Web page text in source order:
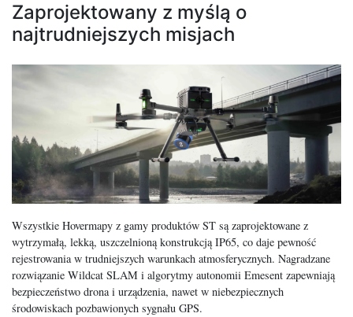
Zaprojektowany z myślą o
najtrudniejszych misjach
Wszystkie Hovermapy z gamy produktów ST są zaprojektowane z
wytrzymałą, lekką, uszczelnioną konstrukcją IP65, co daje pewność
rejestrowania w trudniejszych warunkach atmosferycznych. Nagradzane
rozwiązanie Wildcat SLAM i algorytmy autonomii Emesent zapewniają
bezpieczeństwo drona i urządzenia, nawet w niebezpiecznych
środowiskach pozbawionych sygnału GPS.